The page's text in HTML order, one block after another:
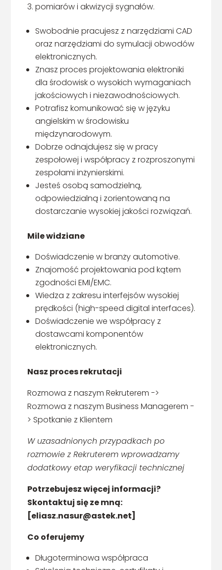
pomiarów i akwizycji sygnałów.
Swobodnie pracujesz z narzędziami CAD
oraz narzędziami do symulacji obwodów
elektronicznych.
Znasz proces projektowania elektroniki
dla środowisk o wysokich wymaganiach
jakościowych i niezawodnościowych.
Potrafisz komunikować się w języku
angielskim w środowisku
międzynarodowym.
Dobrze odnajdujesz się w pracy
zespołowej i współpracy z rozproszonymi
zespołami inżynierskimi.
Jesteś osobą samodzielną,
odpowiedzialną i zorientowaną na
dostarczanie wysokiej jakości rozwiązań.
Mile widziane
Doświadczenie w branży automotive.
Znajomość projektowania pod kątem
zgodności EMI/EMC.
Wiedza z zakresu interfejsów wysokiej
prędkości (high-speed digital interfaces).
Doświadczenie we współpracy z
dostawcami komponentów
elektronicznych.
Nasz proces rekrutacji
Rozmowa z naszym Rekruterem ->
Rozmowa z naszym Business Managerem -
> Spotkanie z Klientem
W uzasadnionych przypadkach po
rozmowie z Rekruterem wprowadzamy
dodatkowy etap weryfikacji technicznej
Potrzebujesz więcej informacji?
Skontaktuj się ze mną:
[eliasz.nasur@astek.net]
Co oferujemy
Długoterminowa współpraca